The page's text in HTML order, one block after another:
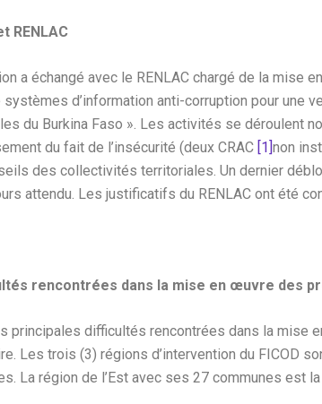
RENLAC
a échangé avec le RENLAC chargé de la mise
systèmes d’information anti-corruption pour une
du Burkina Faso ». Les activités se déroulent
du fait de l’insécurité (deux CRAC [1]non
des collectivités territoriales. Un dernier
attendu. Les justificatifs du RENLAC ont été
rencontrées dans la mise en œuvre des
principales difficultés rencontrées dans la mise
Les trois (3) régions d’intervention du FICOD
La région de l’Est avec ses 27 communes est